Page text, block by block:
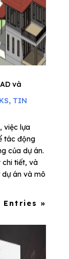
và
, TIN
việc lựa
tác động
của dự án.
chi tiết, và
án và mô
Entries »